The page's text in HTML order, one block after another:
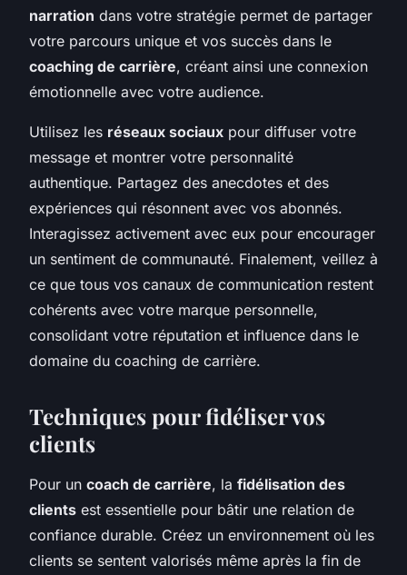
narration dans votre stratégie permet de partager
votre parcours unique et vos succès dans le
coaching de carrière, créant ainsi une connexion
émotionnelle avec votre audience.
Utilisez les réseaux sociaux pour diffuser votre
message et montrer votre personnalité
authentique. Partagez des anecdotes et des
expériences qui résonnent avec vos abonnés.
Interagissez activement avec eux pour encourager
un sentiment de communauté. Finalement, veillez à
ce que tous vos canaux de communication restent
cohérents avec votre marque personnelle,
consolidant votre réputation et influence dans le
domaine du coaching de carrière.
Techniques pour fidéliser vos
clients
Pour un coach de carrière, la fidélisation des
clients est essentielle pour bâtir une relation de
confiance durable. Créez un environnement où les
clients se sentent valorisés même après la fin de